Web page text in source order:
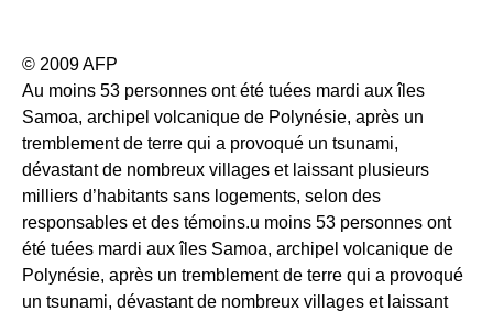
© 2009 AFP
Au moins 53 personnes ont été tuées mardi aux îles
Samoa, archipel volcanique de Polynésie, après un
tremblement de terre qui a provoqué un tsunami,
dévastant de nombreux villages et laissant plusieurs
milliers d’habitants sans logements, selon des
responsables et des témoins.u moins 53 personnes ont
été tuées mardi aux îles Samoa, archipel volcanique de
Polynésie, après un tremblement de terre qui a provoqué
un tsunami, dévastant de nombreux villages et laissant